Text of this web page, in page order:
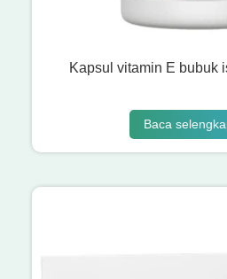
Kapsul vitamin E bubuk
Baca